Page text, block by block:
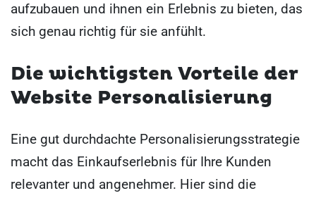
aufzubauen und ihnen ein Erlebnis zu bieten, das
sich genau richtig für sie anfühlt.
Die wichtigsten Vorteile der
Website Personalisierung
Eine gut durchdachte Personalisierungsstrategie
macht das Einkaufserlebnis für Ihre Kunden
relevanter und angenehmer. Hier sind die